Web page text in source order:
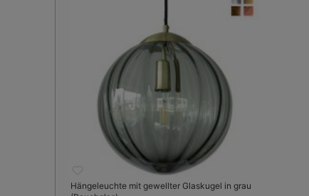
Hängeleuchte mit gewellter Glaskugel in grau